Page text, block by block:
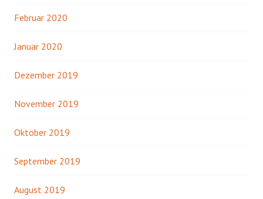
Februar 2020
Januar 2020
Dezember 2019
November 2019
Oktober 2019
September 2019
August 2019